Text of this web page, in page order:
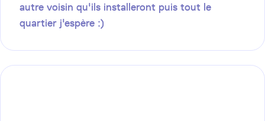
autre voisin qu'ils installeront puis tout le
quartier j'espère :)